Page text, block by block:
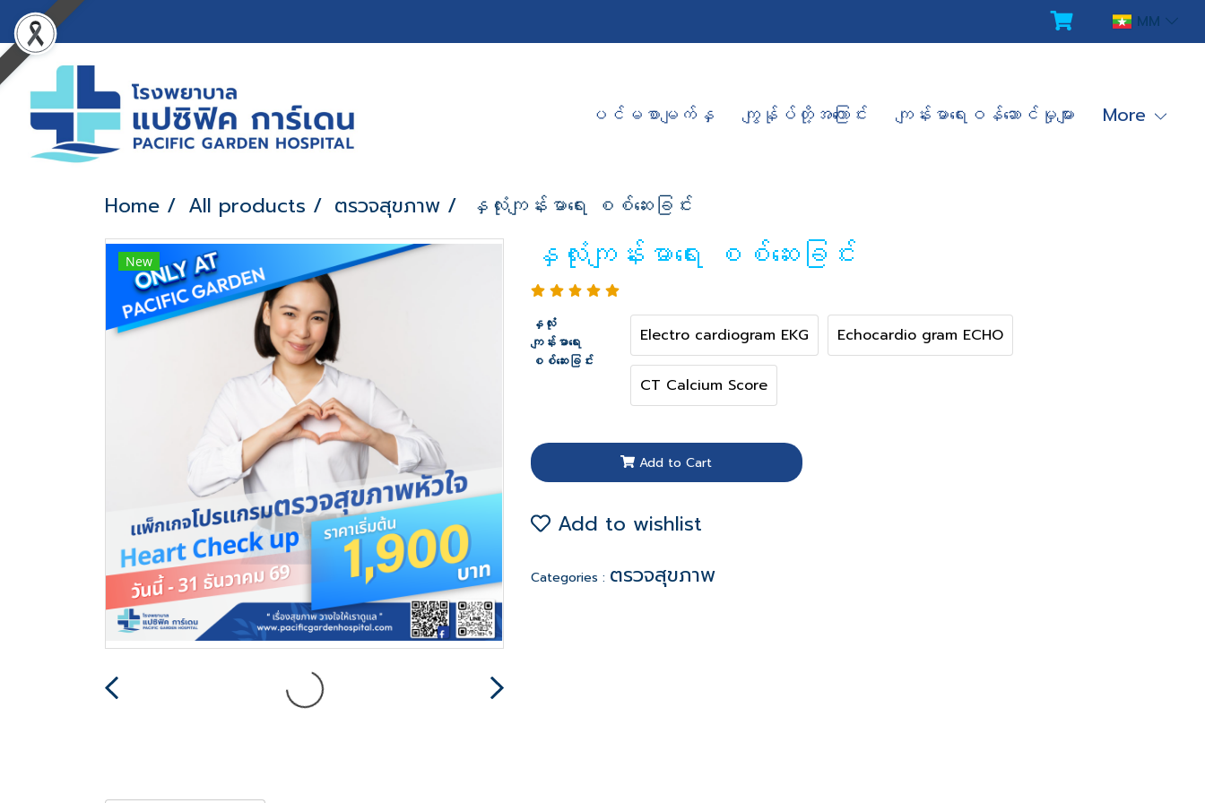
MM
ပင်မစာမျက်နှ ကျွန်ုပ်တို့အကြောင်း ကျန်းမာရေးဝန်ဆောင်မှုများ More
Home All products ตรวจสุขภาพ နှလုံးကျန်းမာရေး စစ်ဆေးခြင်း
New နှလုံးကျန်းမာရေး စစ်ဆေးခြင်း
နှလုံး
ကျန်းမာရေး
စစ်ဆေးခြင်း
Electro cardiogram EKG Echocardio gram ECHO
CT Calcium Score
Add to Cart
Add to wishlist
Categories : ตรวจสุขภาพ